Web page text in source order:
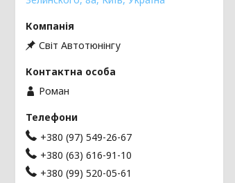
Світ Автотюнінгу
Роман
+380 (97) 549-26-67
+380 (63) 616-91-10
+380 (99) 520-05-61